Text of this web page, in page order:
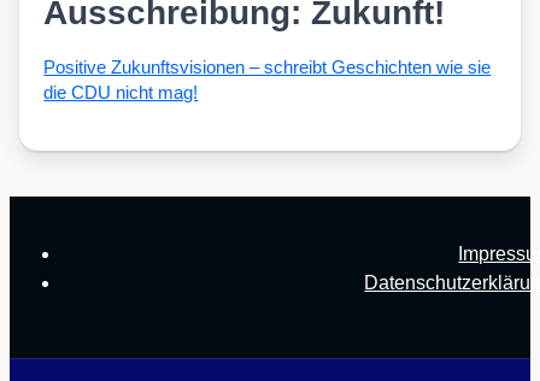
Ausschreibung: Zukunft!
Posi­ti­ve Zukunfts­vi­sio­nen – schreibt Geschich­ten wie sie
die CDU nicht mag!